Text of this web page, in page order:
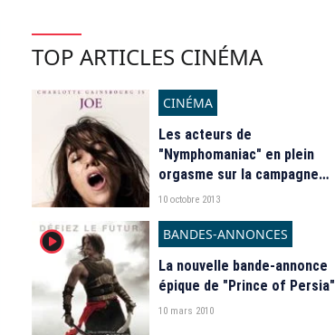
TOP ARTICLES CINÉMA
CINÉMA
Les acteurs de
"Nymphomaniac" en plein
orgasme sur la campagne
d'affichage du film
10 octobre 2013
player2
BANDES-ANNONCES
La nouvelle bande-annonce
épique de "Prince of Persia"
10 mars 2010